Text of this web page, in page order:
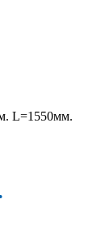
L=1550мм.